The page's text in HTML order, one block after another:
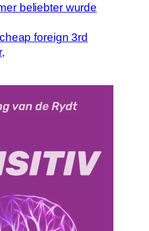
beliebter wurde
foreign 3rd